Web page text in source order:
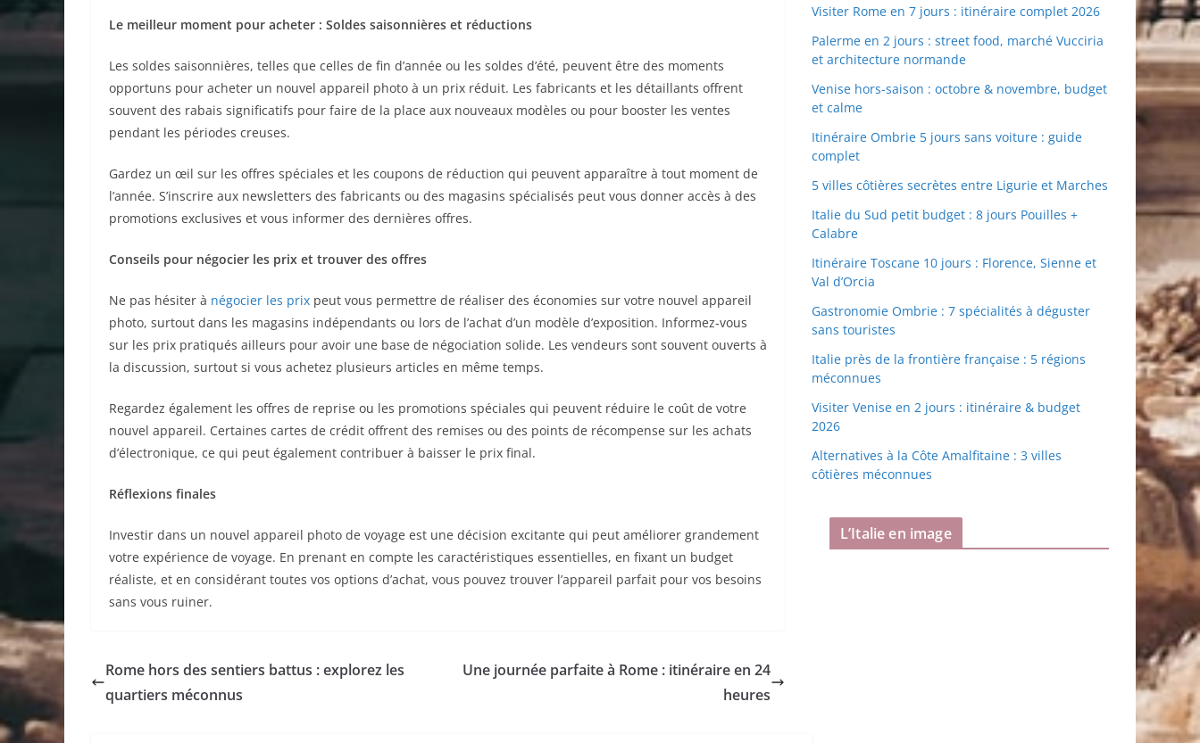
Le meilleur moment pour acheter : Soldes saisonnières et réductions
Les soldes saisonnières, telles que celles de fin d’année ou les soldes d’été, peuvent être des moments
opportuns pour acheter un nouvel appareil photo à un prix réduit. Les fabricants et les détaillants offrent
souvent des rabais significatifs pour faire de la place aux nouveaux modèles ou pour booster les ventes
pendant les périodes creuses.
Gardez un œil sur les offres spéciales et les coupons de réduction qui peuvent apparaître à tout moment de
l’année. S’inscrire aux newsletters des fabricants ou des magasins spécialisés peut vous donner accès à des
promotions exclusives et vous informer des dernières offres.
Conseils pour négocier les prix et trouver des offres
Ne pas hésiter à négocier les prix peut vous permettre de réaliser des économies sur votre nouvel appareil
photo, surtout dans les magasins indépendants ou lors de l’achat d’un modèle d’exposition. Informez-vous
sur les prix pratiqués ailleurs pour avoir une base de négociation solide. Les vendeurs sont souvent ouverts à
la discussion, surtout si vous achetez plusieurs articles en même temps.
Regardez également les offres de reprise ou les promotions spéciales qui peuvent réduire le coût de votre
nouvel appareil. Certaines cartes de crédit offrent des remises ou des points de récompense sur les achats
d’électronique, ce qui peut également contribuer à baisser le prix final.
Réflexions finales
Investir dans un nouvel appareil photo de voyage est une décision excitante qui peut améliorer grandement
votre expérience de voyage. En prenant en compte les caractéristiques essentielles, en fixant un budget
réaliste, et en considérant toutes vos options d’achat, vous pouvez trouver l’appareil parfait pour vos besoins
sans vous ruiner.
Rome hors des sentiers battus : explorez les
quartiers méconnus
Une journée parfaite à Rome : itinéraire en 24
heures
Visiter Rome en 7 jours : itinéraire complet 2026
Palerme en 2 jours : street food, marché Vucciria
et architecture normande
Venise hors-saison : octobre & novembre, budget
et calme
Itinéraire Ombrie 5 jours sans voiture : guide
complet
5 villes côtières secrètes entre Ligurie et Marches
Italie du Sud petit budget : 8 jours Pouilles +
Calabre
Itinéraire Toscane 10 jours : Florence, Sienne et
Val d’Orcia
Gastronomie Ombrie : 7 spécialités à déguster
sans touristes
Italie près de la frontière française : 5 régions
méconnues
Visiter Venise en 2 jours : itinéraire & budget
2026
Alternatives à la Côte Amalfitaine : 3 villes
côtières méconnues
L’Italie en image